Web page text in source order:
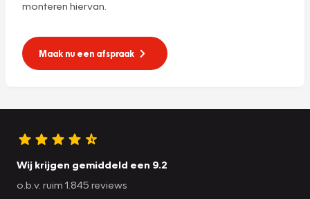
monteren hiervan.
Maak nu een afspraak
Wij krijgen gemiddeld een 9.2
o.b.v. ruim 1.845 reviews